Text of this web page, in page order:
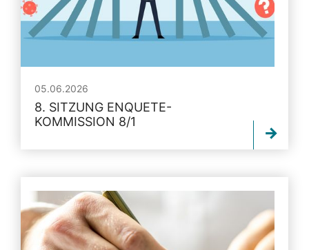
05.06.2026
8. SITZUNG ENQUETE-
KOMMISSION 8/1